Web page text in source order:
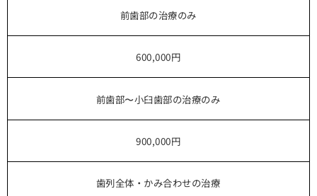
前歯部の治療のみ
600,000円
前歯部〜小臼歯部の治療のみ
900,000円
歯列全体・かみ合わせの治療